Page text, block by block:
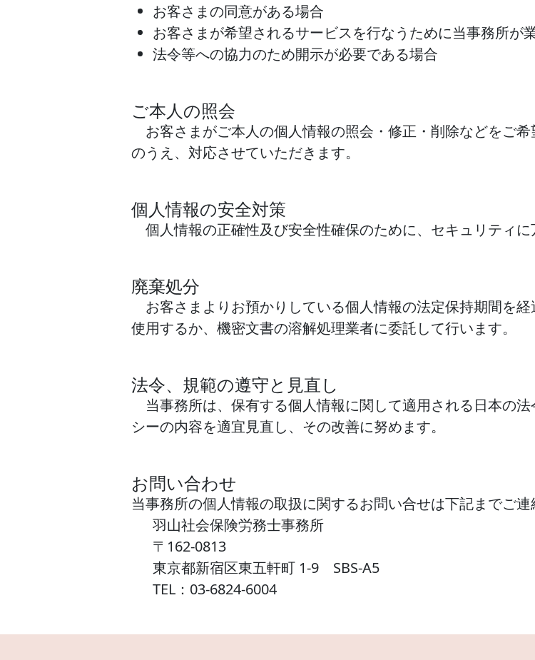
お客さまの同意がある場合
お客さまが希望されるサービスを行なうために当事務所が
法令等への協力のため開示が必要である場合
ご本人の照会
お客さまがご本人の個人情報の照会・修正・削除などをご
のうえ、対応させていただきます。
個人情報の安全対策
個人情報の正確性及び安全性確保のために、セキュリティに
廃棄処分
お客さまよりお預かりしている個人情報の法定保持期間を
使用するか、機密文書の溶解処理業者に委託して行います。
法令、規範の遵守と見直し
当事務所は、保有する個人情報に関して適用される日本の
シーの内容を適宜見直し、その改善に努めます。
お問い合わせ
当事務所の個人情報の取扱に関するお問い合せは下記までご連
羽山社会保険労務士事務所
〒162-0813
東京都新宿区東五軒町 1-9 SBS-A5
TEL：03-6824-6004